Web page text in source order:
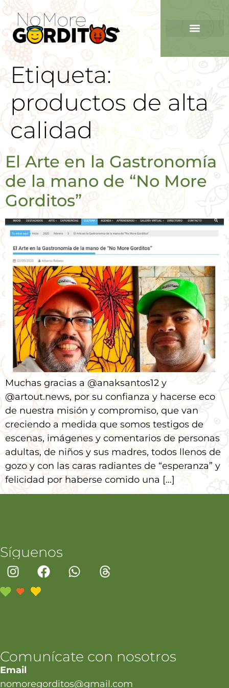
Etiqueta:
productos de alta
calidad
El Arte en la Gastronomía
de la mano de “No More
Gorditos”
Muchas gracias a @anaksantos12 y
@artout.news, por su confianza y hacerse eco
de nuestra misión y compromiso, que van
creciendo a medida que somos testigos de
escenas, imágenes y comentarios de personas
adultas, de niños y sus madres, todos llenos de
gozo y con las caras radiantes de “esperanza” y
felicidad por haberse comido una […]
Síguenos
Comunícate con nosotros
Email
nomoregorditos@gmail.com